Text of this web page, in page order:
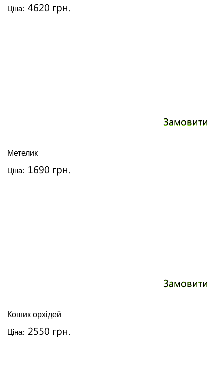
Ціна: 4620 грн.
Замовити
Метелик
Ціна: 1690 грн.
Замовити
Кошик орхідей
Ціна: 2550 грн.